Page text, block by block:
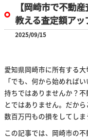
【岡崎市で不動
教える査定額ア
2025/09/15
愛知県岡崎市に所有する
「でも、何から始めれば
持ちではありませんか？
とではありません。だから
数百万円もの損をしてしま
この記事では、岡崎市の